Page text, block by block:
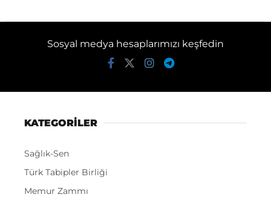
Sosyal medya hesaplarımızı keşfedin
KATEGORİLER
Sağlık-Sen
Türk Tabipler Birliği
Memur Zammı